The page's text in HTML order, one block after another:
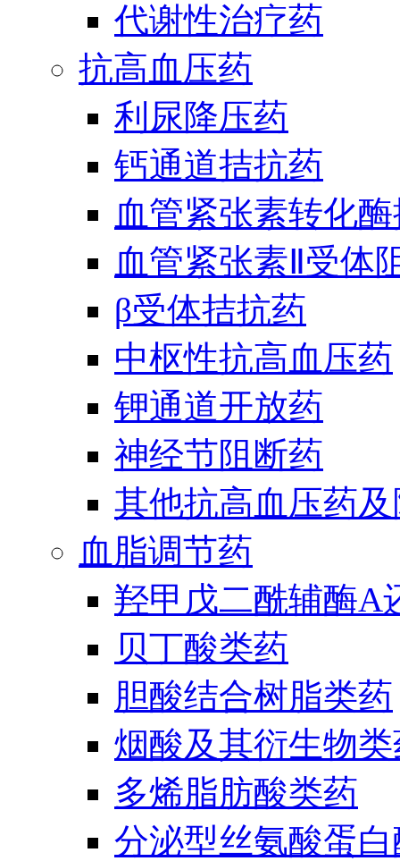
代谢性治疗药
抗高血压药
利尿降压药
钙通道拮抗药
血管紧张素转化
血管紧张素Ⅱ受体
β受体拮抗药
中枢性抗高血压药
钾通道开放药
神经节阻断药
其他抗高血压药
血脂调节药
羟甲戊二酰辅酶A
贝丁酸类药
胆酸结合树脂类药
烟酸及其衍生物
多烯脂肪酸类药
分泌型丝氨酸蛋